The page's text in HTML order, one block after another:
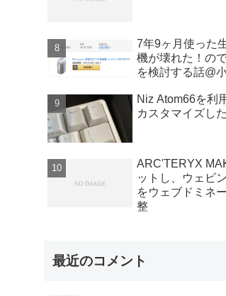
7年9ヶ月使った
機が壊れた！の
を検討する話@
Niz Atom66を利
カスタマイズし
ARC'TERYX
ットし、ウェビ
をウェブドミネ
整
最近のコメント